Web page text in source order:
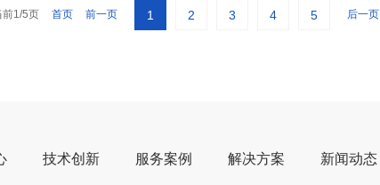
前1/5页 首页 前一页 1 2 3 4 5 后一页
技术创新 服务案例 解决方案 新闻动态